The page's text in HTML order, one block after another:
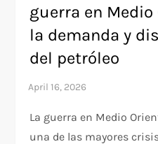
guerra en
la demanda y
del petróleo
La guerra en Medio
una de las mayores